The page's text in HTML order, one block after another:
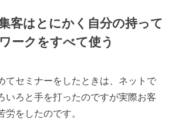
客はとにかく自分の持って
ークをすべて使う
てセミナーをしたときは、ネットで
いろと手を打ったのですが実際お客
労をしたのです。